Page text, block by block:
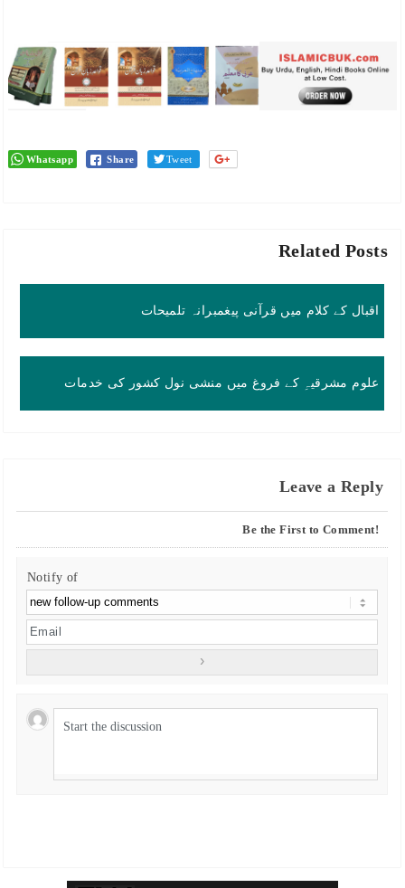
Whatsapp Share Tweet
Related Posts
اقبال کے کلام میں قرآنی پیغمبرانہ تلمیحات
علوم مشرقیہِ کے فروغ میں منشی نول کشور کی خدمات
Leave a Reply
Be the First to Comment!
Notify of